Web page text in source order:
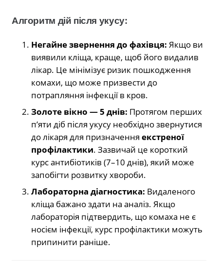
Алгоритм дій після укусу:
Негайне звернення до фахівця: Якщо ви
виявили кліща, краще, щоб його видалив
лікар. Це мінімізує ризик пошкодження
комахи, що може призвести до
потрапляння інфекції в кров.
Золоте вікно — 5 днів: Протягом перших
п’яти діб після укусу необхідно звернутися
до лікаря для призначення екстреної
профілактики. Зазвичай це короткий
курс антибіотиків (7–10 днів), який може
запобігти розвитку хвороби.
Лабораторна діагностика: Видаленого
кліща бажано здати на аналіз. Якщо
лабораторія підтвердить, що комаха не є
носієм інфекції, курс профілактики можуть
припинити раніше.